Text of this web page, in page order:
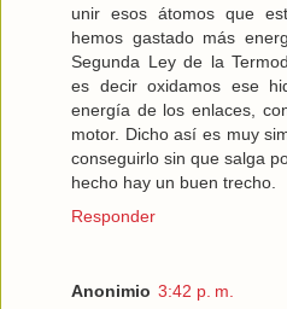
unir esos átomos que
hemos gastado más
Segunda Ley de la
es decir oxidamos ese
energía de los enlaces,
motor. Dicho así es muy
conseguirlo sin que salga
hecho hay un buen trecho.
Responder
Anonimio 3:42 p. m.